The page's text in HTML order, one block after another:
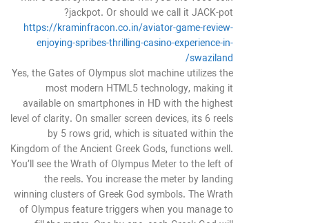
jackpot. Or should we call it JACK-pot?
https://kraminfracon.co.in/aviator-game-review-
enjoying-spribes-thrilling-casino-experience-in-
swaziland/
Yes, the Gates of Olympus slot machine utilizes the
most modern HTML5 technology, making it
available on smartphones in HD with the highest
level of clarity. On smaller screen devices, its 6 reels
by 5 rows grid, which is situated within the
Kingdom of the Ancient Greek Gods, functions well.
You’ll see the Wrath of Olympus Meter to the left of
the reels. You increase the meter by landing
winning clusters of Greek God symbols. The Wrath
of Olympus feature triggers when you manage to